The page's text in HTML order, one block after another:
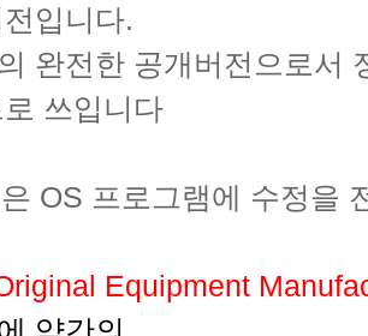
입니다.
완전한 공개버전으로서
쓰입니다
OS 프로그램에 수정을
Equipment